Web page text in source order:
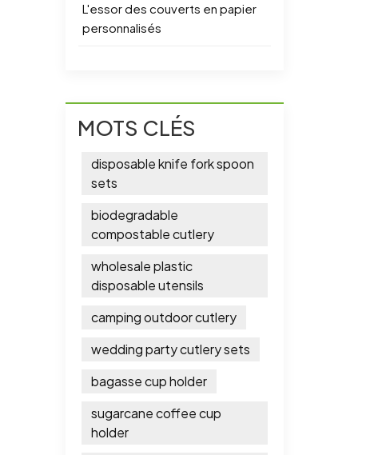
L'essor des couverts en papier
personnalisés
MOTS CLÉS
disposable knife fork spoon
sets
biodegradable
compostable cutlery
wholesale plastic
disposable utensils
camping outdoor cutlery
wedding party cutlery sets
bagasse cup holder
sugarcane coffee cup
holder